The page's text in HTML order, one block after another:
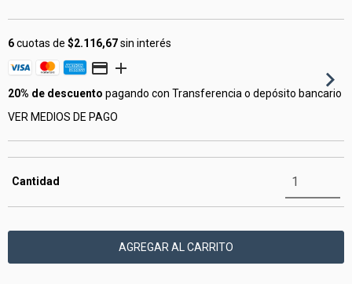
6cuotas de $2.116,67sin interés
20% de descuento pagando con Transferencia o depósito bancario
VER MEDIOS DE PAGO
Cantidad